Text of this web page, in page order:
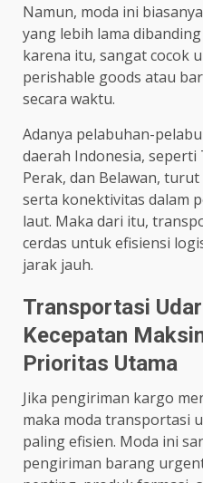
Namun, moda ini
yang lebih lama
karena itu, sangat cocok
perishable goods atau
secara waktu.
Adanya pelabuhan-
daerah Indonesia,
Perak, dan Belawan,
serta konektivitas dalam
laut. Maka dari itu,
cerdas untuk efisiensi
jarak jauh.
Transportasi
Kecepatan
Prioritas Utama
Jika pengiriman kargo
maka moda transportasi
paling efisien. Moda ini
pengiriman barang